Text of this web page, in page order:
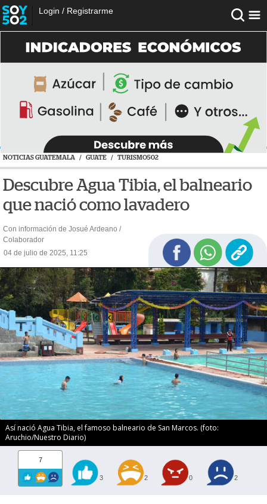
Login / Registrarme
NOTICIAS GUATEMALA / GUATE / TURISMO502
Descubre Agua Tibia, el balneario
que nació como lavadero
Con información de Josué Ardeano /
Colaborador
04 de julio de 2025, 11:25
Así nació Agua Tibia, el famoso balneario de San Marcos. (foto:
Aruchio/Nuestro Diario)
7
3 2 0 2